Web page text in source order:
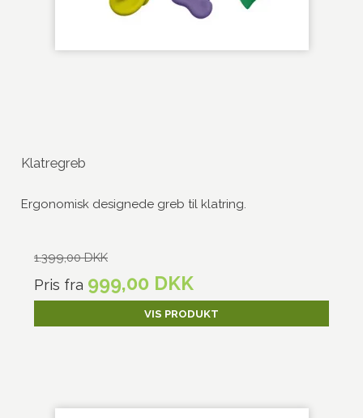
Klatregreb
Ergonomisk designede greb til klatring.
1.399,00 DKK
Pris fra 999,00 DKK
VIS PRODUKT